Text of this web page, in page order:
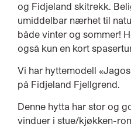
og Fidjeland skitrekk.
umiddelbar nærhet til
både vinter og sommer!
også kun en kort
Vi har hyttemodell
på Fidjeland Fjellgrend.
Denne hytta har stor og
vinduer i stue/kjøkken-